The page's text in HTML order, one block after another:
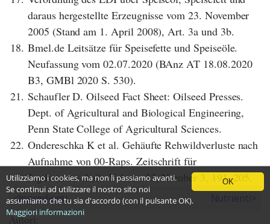
daraus hergestellte Erzeugnisse vom 23. November
2005 (Stand am 1. April 2008), Art. 3a und 3b.
18. Bmel.de Leitsätze für Speisefette und Speiseöle.
Neufassung vom 02.07.2020 (BAnz AT 18.08.2020
B3, GMBl 2020 S. 530).
21. Schaufler D. Oilseed Fact Sheet: Oilseed Presses.
Dept. of Agricultural and Biological Engineering,
Penn State College of Agricultural Sciences.
22. Ondereschka K et al. Gehäufte Rehwildverluste nach
Aufnahme von 00-Raps. Zeitschrift für
Jagdwissenschaft. Volume 33, Number 3, 191–205.
<Ingredienti
Autori:
OK
Utilizziamo i cookies, ma non li passiamo avanti.
Se continui ad utilizzare il nostro sito noi
assumiamo che tu sia d'accordo (con il pulsante OK).
Maggiori informazioni